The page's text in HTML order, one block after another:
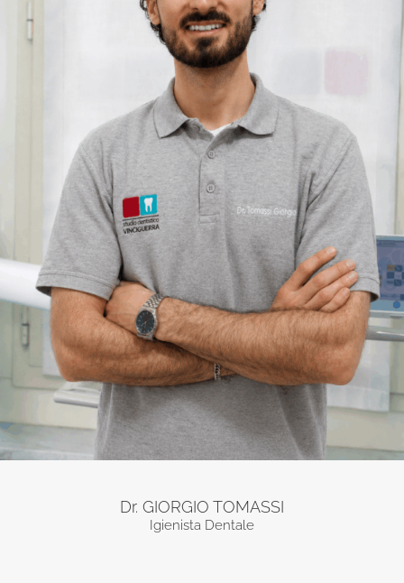
Dr. GIORGIO TOMASSI
Igienista Dentale